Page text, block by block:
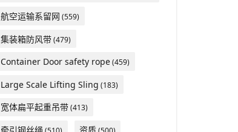
航空运输系留网 (559)
集装箱防风带(479)
Container Door safety rope(459)
Large Scale Lifting Sling (183)
宽体扁平起重吊带(413)